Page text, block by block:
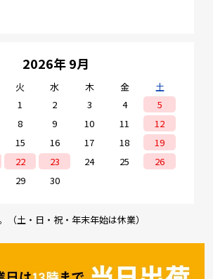
2026年 9月
火 水 木 金
土
1
2 3 4
5
8 9 10 11
12
15 16 17 18
19
22 23 24 25
26
29 30
（土・日・祝・年末年始は休業）